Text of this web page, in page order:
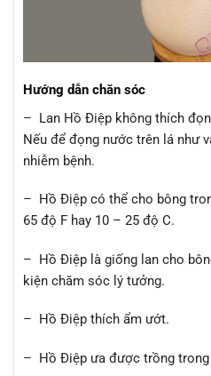
Hướng dẫn chăn sóc
– Lan Hồ Điệp không thích
Nếu để đọng nước trên lá như
nhiễm bệnh.
– Hồ Điệp có thể cho bông
65 độ F hay 10 – 25 độ C.
– Hồ Điệp là giống lan cho
kiện chăm sóc lý tưởng.
– Hồ Điệp thích ẩm ướt.
– Hồ Điệp ưa được trồng trong